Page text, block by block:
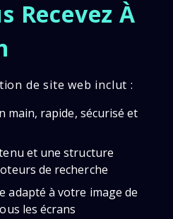
Recevez À
de site web inclut :
main, rapide, sécurisé et
et une structure
de recherche
adapté à votre image de
les écrans